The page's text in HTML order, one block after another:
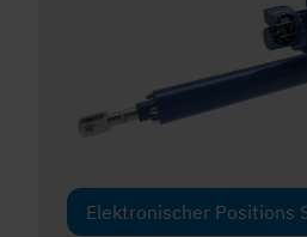
Elektronischer Positions